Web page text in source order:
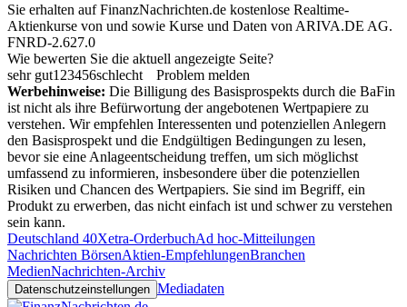
Sie erhalten auf FinanzNachrichten.de kostenlose Realtime-
Aktienkurse von und sowie Kurse und Daten von ARIVA.DE AG.
FNRD-2.627.0
Wie bewerten Sie die aktuell angezeigte Seite?
sehr gut1 23456schlecht
Problem melden
Werbehinweise: Die Billigung des Basisprospekts durch die BaFin
ist nicht als ihre Befürwortung der angebotenen Wertpapiere zu
verstehen. Wir empfehlen Interessenten und potenziellen Anlegern
den Basisprospekt und die Endgültigen Bedingungen zu lesen,
bevor sie eine Anlageentscheidung treffen, um sich möglichst
umfassend zu informieren, insbesondere über die potenziellen
Risiken und Chancen des Wertpapiers. Sie sind im Begriff, ein
Produkt zu erwerben, das nicht einfach ist und schwer zu verstehen
sein kann.
Deutschland 40Xetra-OrderbuchAd hoc-Mitteilungen
Nachrichten BörsenAktien-EmpfehlungenBranchen
MedienNachrichten-Archiv
Datenschutzeinstellungen Mediadaten